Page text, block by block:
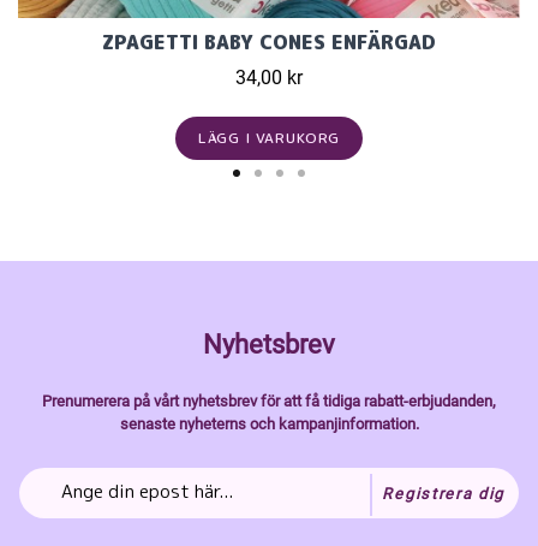
ZPAGETTI BABY CONES ENFÄRGAD
34,00 kr
LÄGG I VARUKORG
Nyhetsbrev
Prenumerera på vårt nyhetsbrev för att få tidiga rabatt-erbjudanden,
senaste nyheterns och kampanjinformation.
Registrera dig